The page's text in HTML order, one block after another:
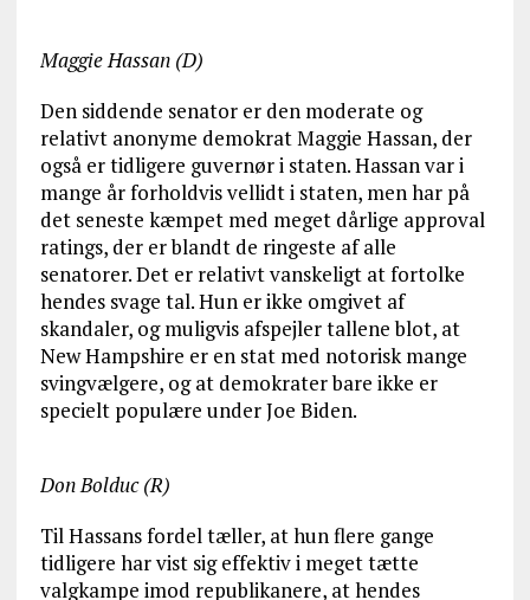
Maggie Hassan (D)
Den siddende senator er den moderate og
relativt anonyme demokrat Maggie Hassan, der
også er tidligere guvernør i staten. Hassan var i
mange år forholdvis vellidt i staten, men har på
det seneste kæmpet med meget dårlige approval
ratings, der er blandt de ringeste af alle
senatorer. Det er relativt vanskeligt at fortolke
hendes svage tal. Hun er ikke omgivet af
skandaler, og muligvis afspejler tallene blot, at
New Hampshire er en stat med notorisk mange
svingvælgere, og at demokrater bare ikke er
specielt populære under Joe Biden.
Don Bolduc (R)
Til Hassans fordel tæller, at hun flere gange
tidligere har vist sig effektiv i meget tætte
valgkampe imod republikanere, at hendes